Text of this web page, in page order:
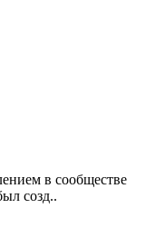
в сообществе
созд..